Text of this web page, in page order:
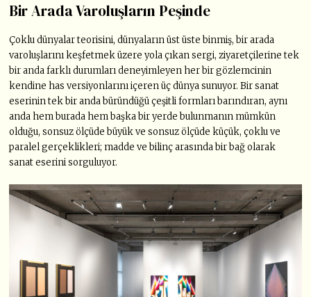
Bir Arada Varoluşların Peşinde
Çoklu dünyalar teorisini, dünyaların üst üste binmiş, bir arada
varoluşlarını keşfetmek üzere yola çıkan sergi, ziyaretçilerine tek
bir anda farklı durumları deneyimleyen her bir gözlemcinin
kendine has versiyonlarını içeren üç dünya sunuyor. Bir sanat
eserinin tek bir anda büründüğü çeşitli formları barındıran, aynı
anda hem burada hem başka bir yerde bulunmanın mümkün
olduğu, sonsuz ölçüde büyük ve sonsuz ölçüde küçük, çoklu ve
paralel gerçeklikleri; madde ve bilinç arasında bir bağ olarak
sanat eserini sorguluyor.